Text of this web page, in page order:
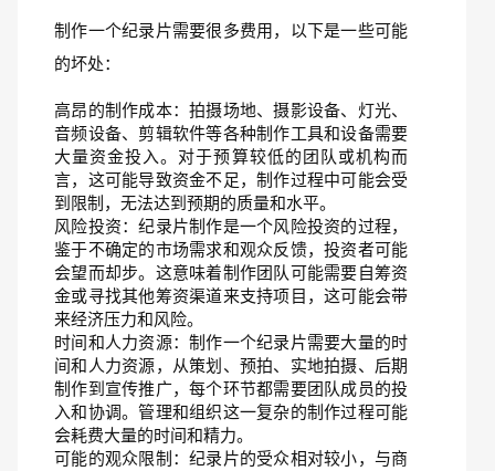
制作一个纪录片需要很多费用，以下是一些可能
的坏处：
高昂的制作成本：拍摄场地、摄影设备、灯光、
音频设备、剪辑软件等各种制作工具和设备需要
大量资金投入。对于预算较低的团队或机构而
言，这可能导致资金不足，制作过程中可能会受
到限制，无法达到预期的质量和水平。
风险投资：纪录片制作是一个风险投资的过程，
鉴于不确定的市场需求和观众反馈，投资者可能
会望而却步。这意味着制作团队可能需要自筹资
金或寻找其他筹资渠道来支持项目，这可能会带
来经济压力和风险。
时间和人力资源：制作一个纪录片需要大量的时
间和人力资源，从策划、预拍、实地拍摄、后期
制作到宣传推广，每个环节都需要团队成员的投
入和协调。管理和组织这一复杂的制作过程可能
会耗费大量的时间和精力。
可能的观众限制：纪录片的受众相对较小，与商